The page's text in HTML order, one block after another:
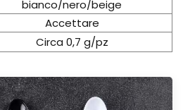
bianco/nero/beige
Accettare
Circa 0,7 g/pz